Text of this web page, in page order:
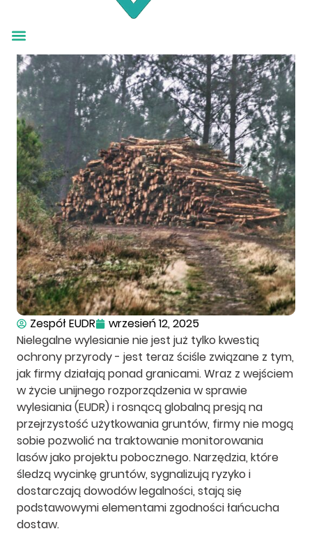
Zespół EUDR
wrzesień 12, 2025
Nielegalne wylesianie nie jest już tylko kwestią
ochrony przyrody - jest teraz ściśle związane z tym,
jak firmy działają ponad granicami. Wraz z wejściem
w życie unijnego rozporządzenia w sprawie
wylesiania (EUDR) i rosnącą globalną presją na
przejrzystość użytkowania gruntów, firmy nie mogą
sobie pozwolić na traktowanie monitorowania
lasów jako projektu pobocznego. Narzędzia, które
śledzą wycinkę gruntów, sygnalizują ryzyko i
dostarczają dowodów legalności, stają się
podstawowymi elementami zgodności łańcucha
dostaw.